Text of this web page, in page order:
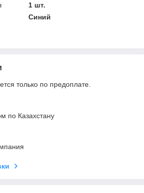
1 шт.
Синий
только по предоплате.
по Казахстану